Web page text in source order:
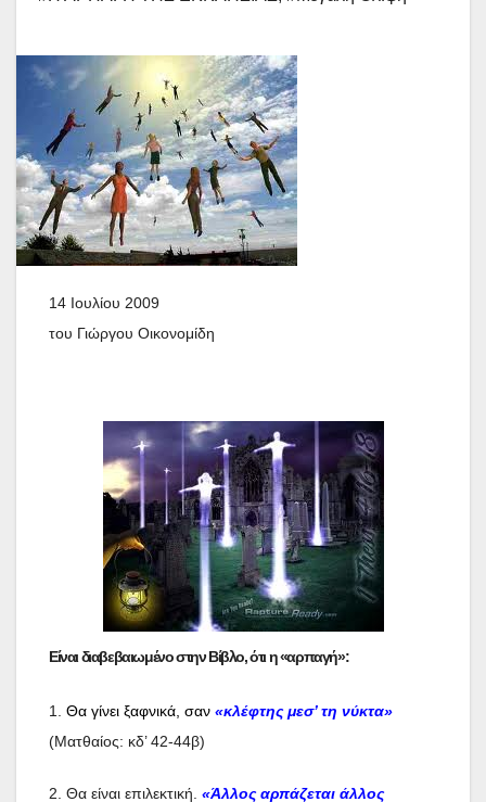
14 Ιουλίου 2009
του Γιώργου Οικονομίδη
Είναι διαβεβαιωμένο στην Βίβλο, ότι η «αρπαγή»:
1. Θα γίνει ξαφνικά, σαν «κλέφτης μεσ’ τη νύκτα»
(Ματθαίος: κδ’ 42-44β)
2. Θα είναι επιλεκτική. «Άλλος αρπάζεται άλλος